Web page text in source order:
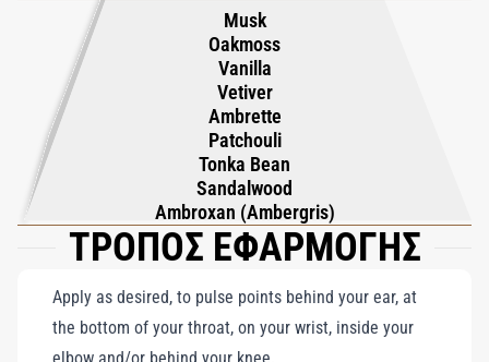
απλότητα — ιδανικό για όσους αναζητούν ένα άρωμα με
παγκόσμια φινέτσα και μυστηριώδη γοητεία.
Musk
Oakmoss
Vanilla
Vetiver
Ambrette
Patchouli
Tonka Bean
Sandalwood
Ambroxan (Ambergris)
ΤΡΟΠΟΣ ΕΦΑΡΜΟΓΗΣ
Apply as desired, to pulse points behind your ear, at
the bottom of your throat, on your wrist, inside your